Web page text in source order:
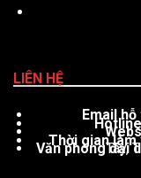
LIÊN HỆ
Email
Thời gian làm
Văn phòng đại
: 451